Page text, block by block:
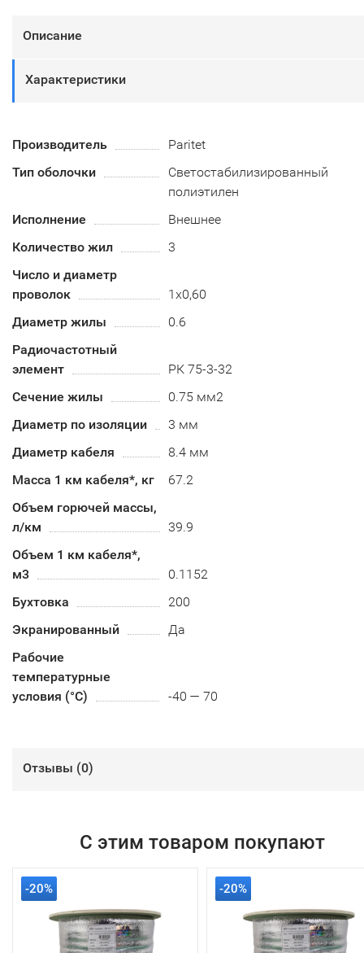
Описание
Характеристики
Производитель
Paritet
Тип оболочки
Светостабилизированный
полиэтилен
Исполнение
Внешнее
Количество жил
3
Число и диаметр
проволок
1х0,60
Диаметр жилы
0.6
Радиочастотный
элемент
РК 75-3-32
Сечение жилы
0.75 мм2
Диаметр по изоляции
3 мм
Диаметр кабеля
8.4 мм
Масса 1 км кабеля*, кг
67.2
Объем горючей массы,
л/км
39.9
Объем 1 км кабеля*,
м3
0.1152
Бухтовка
200
Экранированный
Да
Рабочие
температурные
условия (°С)
-40 — 70
Отзывы (0)
С этим товаром покупают
-20% -20%